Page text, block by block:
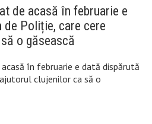
de acasă în februarie e
Poliție, care cere
o găsească
în februarie e dată dispărută
clujenilor ca să o